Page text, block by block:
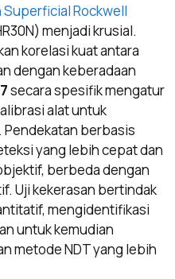
Superficial Rockwell
menjadi krusial.
korelasi kuat antara
dengan keberadaan
secara spesifik mengatur
alat untuk
Pendekatan berbasis
yang lebih cepat dan
berbeda dengan
Uji kekerasan bertindak
mengidentifikasi
untuk kemudian
metode NDT yang lebih